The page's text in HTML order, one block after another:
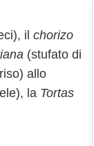
il chorizo
(stufato di
allo
la Tortas